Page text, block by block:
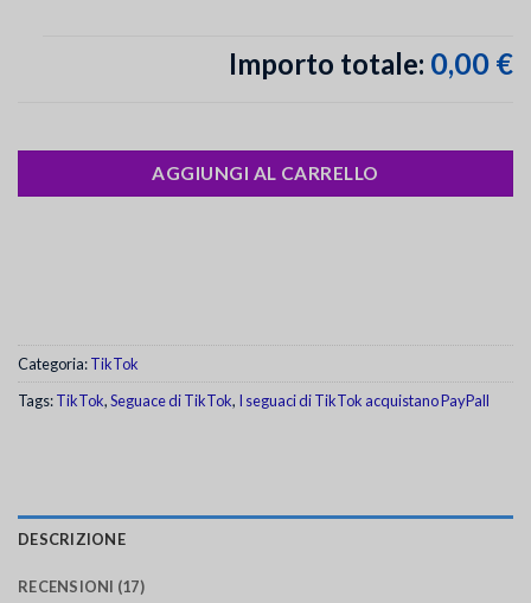
Importo totale: 0,00 €
AGGIUNGI AL CARRELLO
Categoria:TikTok
Tags:TikTok,Seguace di TikTok, I seguaci di TikTok acquistano PayPall
DESCRIZIONE
RECENSIONI (17)